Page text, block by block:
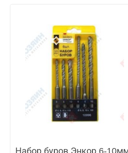
Набор буров Энкор 6-